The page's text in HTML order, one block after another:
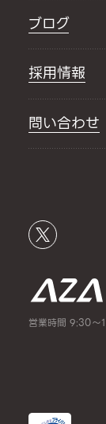
ブログ
採用情報
問い合わせ
営業時間 9:30～